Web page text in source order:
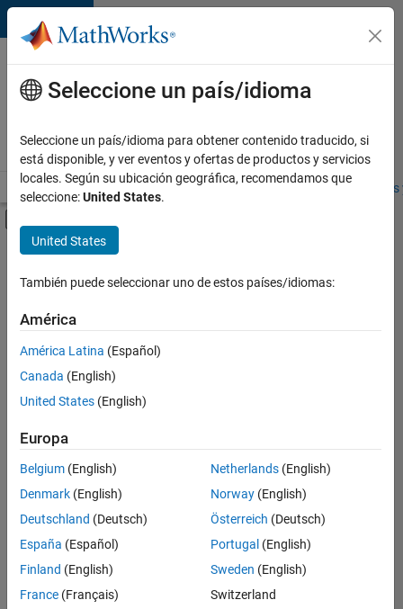
Saltar al contenido
Ofertas
de
empleo
MathWorks
Visión general Búsqueda de empleo Oficinas locales
Contenido principal
FILTRADO POR
User Experience
Education Marketing
Ordenar por
Guardar
empleos
seleccionados
No se
han
traducido
todos
los
Seleccione un país/idioma
Seleccione un país/idioma para obtener contenido traducido, si
está disponible, y ver eventos y ofertas de productos y servicios
locales. Según su ubicación geográfica, recomendamos que
seleccione:United States.
United States
También puede seleccionar uno de estos países/idiomas:
América
América Latina (Español)
Canada (English)
United States (English)
Europa
Belgium (English)
Denmark (English)
Deutschland (Deutsch)
España (Español)
Finland (English)
France (Français)
Netherlands(English)
Norway(English)
Österreich (Deutsch)
Portugal (English)
Sweden (English)
Switzerland